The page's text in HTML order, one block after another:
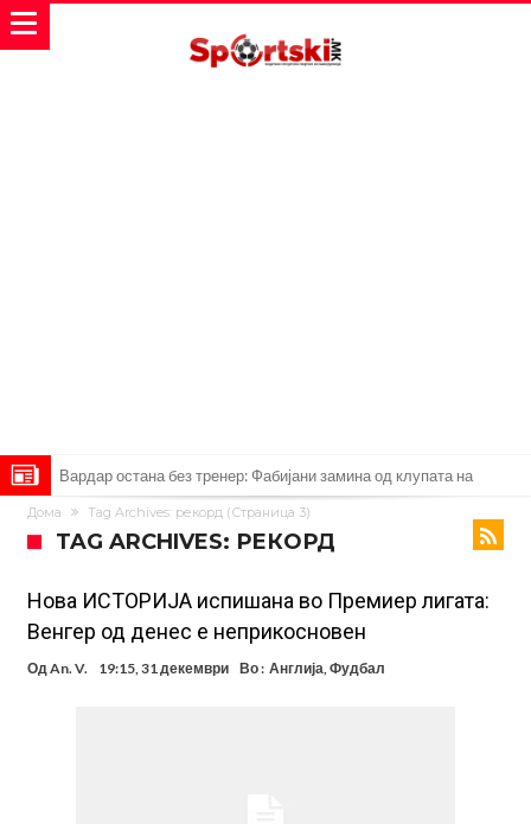
Мурињо: Несреќникот ни дојде неподготвен во Мадрид
Тетоважата на Габриел стана предмет на потсмев: Навивачите го
вметнаа Де Брујне и направија хит (Фото)
Бизарна тепачка која го запали интернетот: Познатиот тешкаш го
прифати најлудиот предизвик на кариерата – сам против
шестмина (Видео)
Меси, Нејмар и Суарез повторно заедно?!
Маркус Рашфорд повторно со Манчестер Јунајтед. Не е
заинтересиран за трансфер во Турција и Саудиска Арабија
Дарвин Нуњез на прагот на трансфер во Трабзонспор
Дома Tag Archives: рекорд (Страница 3)
TAG ARCHIVES: РЕКОРД
Нова ИСТОРИЈА испишана во Премиер лигата:
Венгер од денес е неприкосновен
Од An. V. 19:15, 31 декември Во : Англија Фудбал